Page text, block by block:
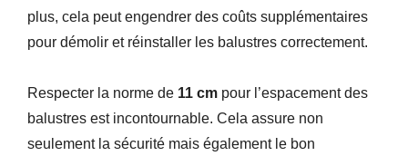
plus, cela peut engendrer des coûts supplémentaires
pour démolir et réinstaller les balustres correctement.
Respecter la norme de 11 cm pour l’espacement des
balustres est incontournable. Cela assure non
seulement la sécurité mais également le bon